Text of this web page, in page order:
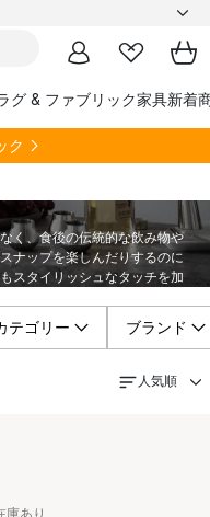
グ & ファブリック家具新着
ク
く、食後の伝統的な飲み物や
ナップを楽しんだりするのに
スタイリッシュなタッチを加
テゴリー ブランド
人気順
庫あり